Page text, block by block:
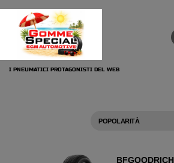
I PNEUMATICI PROTAGONISTI DEL WEB
BFGOODRICH